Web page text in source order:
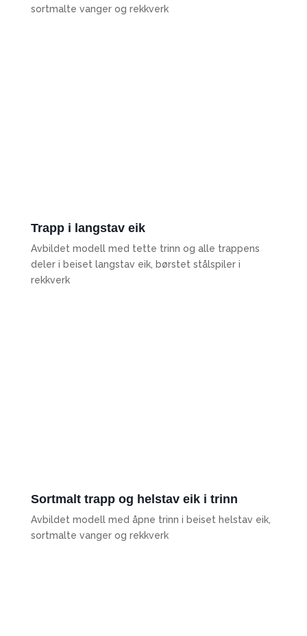
sortmalte vanger og rekkverk
Trapp i langstav eik
Avbildet modell med tette trinn og alle trappens
deler i beiset langstav eik, børstet stålspiler i
rekkverk
Sortmalt trapp og helstav eik i trinn
Avbildet modell med åpne trinn i beiset helstav eik,
sortmalte vanger og rekkverk